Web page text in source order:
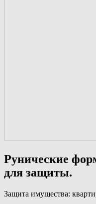
Рунические
для защиты.
Защита имущества: